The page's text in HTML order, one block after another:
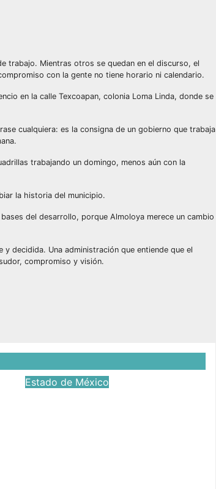
trabajo. Mientras otros se quedan en el discurso, el
con la gente no tiene horario ni calendario.
en la calle Texcoapan, colonia Loma Linda, donde se
cualquiera: es la consigna de un gobierno que trabaja
trabajando un domingo, menos aún con la
la historia del municipio.
del desarrollo, porque Almoloya merece un cambio
decidida. Una administración que entiende que el
compromiso y visión.
Estado de México